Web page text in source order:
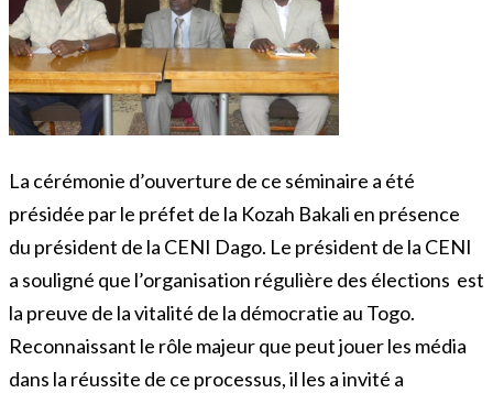
La cérémonie d’ouverture de ce séminaire a été
présidée par le préfet de la Kozah Bakali en présence
du président de la CENI Dago. Le président de la CENI
a souligné que l’organisation régulière des élections est
la preuve de la vitalité de la démocratie au Togo.
Reconnaissant le rôle majeur que peut jouer les média
dans la réussite de ce processus, il les a invité a